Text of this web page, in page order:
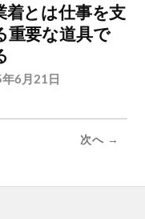
着とは仕事を支
重要な道具で
6月21日
次へ →